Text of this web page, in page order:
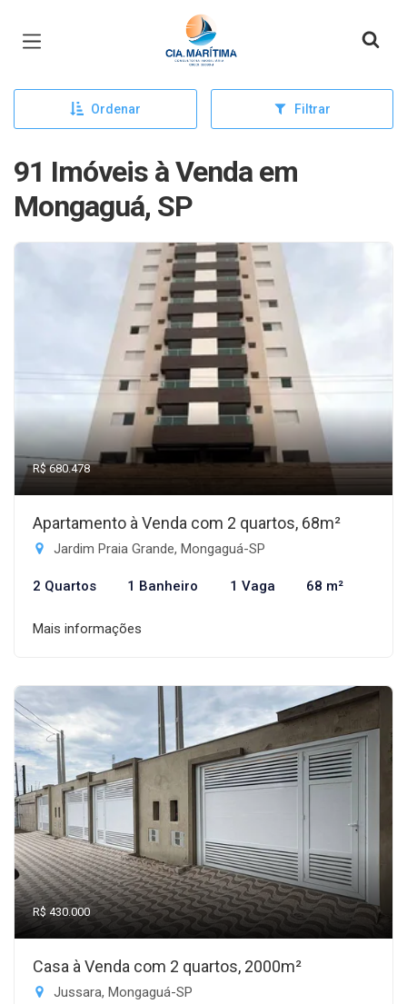
Página inicial
Ordenar Filtrar
91 Imóveis à Venda em
Mongaguá, SP
R$ 680.478
Apartamento à Venda com 2 quartos, 68m²
Jardim Praia Grande, Mongaguá-SP
2 Quartos 1 Banheiro 1 Vaga 68 m²
Mais informações
R$ 430.000
Casa à Venda com 2 quartos, 2000m²
Jussara, Mongaguá-SP